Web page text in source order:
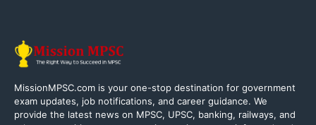
MissionMPSC.com is your one-stop destination for government
exam updates, job notifications, and career guidance. We
provide the latest news on MPSC, UPSC, banking, railways, and